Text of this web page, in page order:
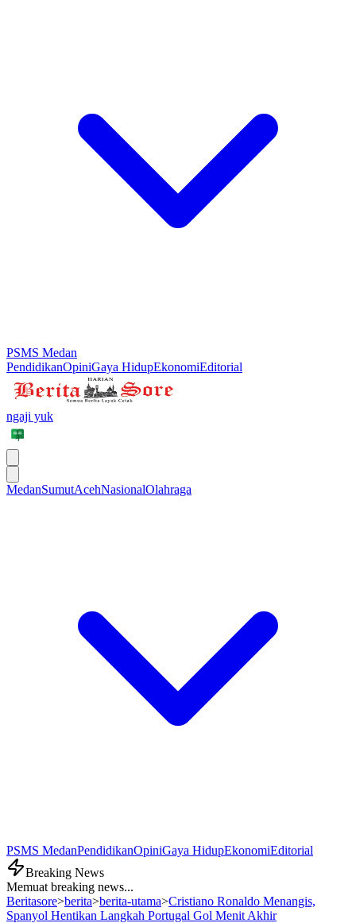
PSMS Medan
PendidikanOpiniGaya HidupEkonomiEditorial
ngaji yuk
MedanSumutAcehNasionalOlahraga
PSMS MedanPendidikanOpiniGaya HidupEkonomiEditorial
Breaking News
Memuat breaking news...
Beritasore>berita>berita-utama>Cristiano Ronaldo Menangis,
Spanyol Hentikan Langkah Portugal Gol Menit Akhir